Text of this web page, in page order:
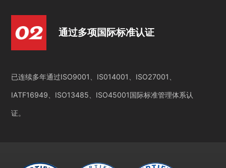
通过多项国际标准认证
已连续多年通过ISO9001、IS014001、ISO27001、
IATF16949、ISO13485、ISO45001国际标准管理体系认
证。